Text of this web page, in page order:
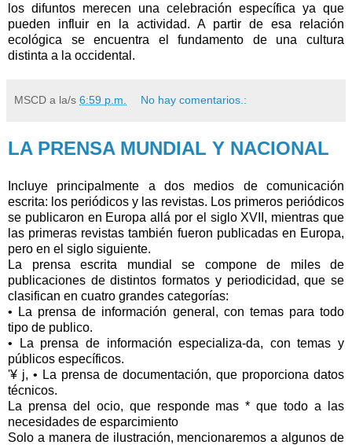
los difuntos merecen una celebración específica ya que
pueden influir en la actividad. A partir de esa relación
ecológica se encuentra el fundamento de una cultura
distinta a la occidental.
MSCD a la/s 6:59 p.m. No hay comentarios.:
LA PRENSA MUNDIAL Y NACIONAL
Incluye principalmente a dos medios de comunicación
escrita: los periódicos y las revistas. Los primeros periódicos
se publicaron en Europa allá por el siglo XVII, mientras que
las primeras revistas también fueron publicadas en Europa,
pero en el siglo siguiente.
La prensa escrita mundial se compone de miles de
publicaciones de distintos formatos y periodicidad, que se
clasifican en cuatro grandes categorías:
• La prensa de información general, con temas para todo
tipo de publico.
• La prensa de información especializa-da, con temas y
públicos específicos.
'¥ j, • La prensa de documentación, que proporciona datos
técnicos.
La prensa del ocio, que responde mas * que todo a las
necesidades de esparcimiento
Solo a manera de ilustración, mencionaremos a algunos de